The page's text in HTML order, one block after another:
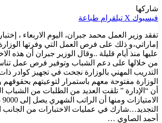
شاركها
فيسبوك ‫X تيلقرام طباعة
تفقد وزير العمل محمد جبران، اليوم الاربعاء ،
عليها منذ أيام قليلة ..وقال الوزير جبران أن
من خلالها على دعم الشباب وتوفير فرص عمل
التدريب المهني بالوزارة نجحت في تجهيز كوادر
الوزارة مفتوحة معهم باستمرار لتوعيتهم
أن “الإدارة ” تلقت العديد من الطلبات من
التجديد…شارك في عمليات الاختبارات من
أحمد الصاوي …